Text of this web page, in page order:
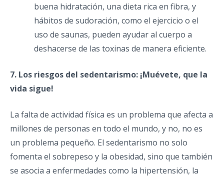
buena hidratación, una dieta rica en fibra, y
hábitos de sudoración, como el ejercicio o el
uso de saunas, pueden ayudar al cuerpo a
deshacerse de las toxinas de manera eficiente.
7. Los riesgos del sedentarismo: ¡Muévete, que la
vida sigue!
La falta de actividad física es un problema que afecta a
millones de personas en todo el mundo, y no, no es
un problema pequeño. El sedentarismo no solo
fomenta el sobrepeso y la obesidad, sino que también
se asocia a enfermedades como la hipertensión, la